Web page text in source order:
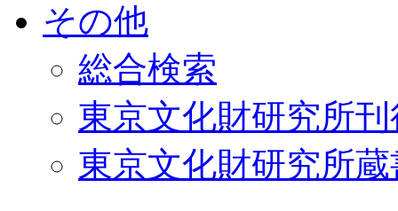
その他
総合検索
東京文化財研究所
東京文化財研究所